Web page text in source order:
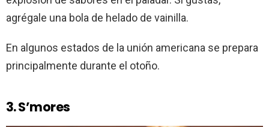
agrégale una bola de helado de vainilla.
En algunos estados de la unión americana se prepara
principalmente durante el otoño.
3. S’mores